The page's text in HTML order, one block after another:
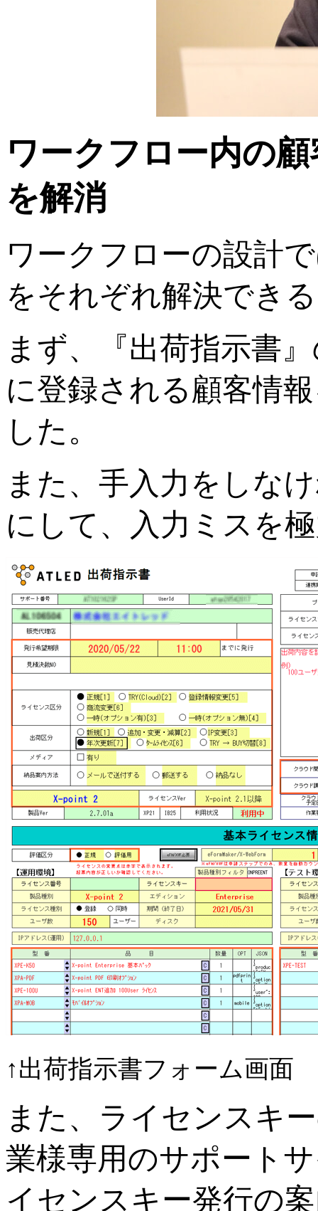
ワークフロー内の
を解消
ワークフローの設計
をそれぞれ解決でき
まず、『出荷指示書
に登録される顧客情
した。
また、手入力をしな
にして、入力ミスを
↑出荷指示書フォーム画面
また、ライセンスキ
業様専用のサポート
イセンスキー発行の